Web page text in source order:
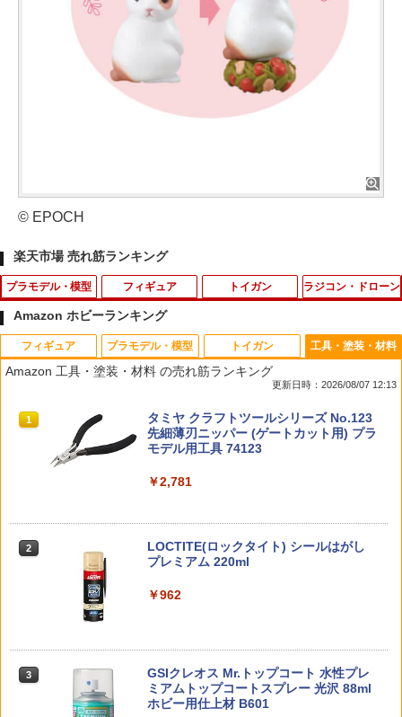
© EPOCH
楽天市場 売れ筋ランキング
プラモデル・模型
1
アオシマ 1/32 楽プラ スナップキット N
o.13-WT トヨタ スープラ 2019(ホワイ
トメタリック)【00322】 プラモデル
￥1,930
ザ☆モデルカー 1/24 ニッサン P430 セ
￥1,940
T】 プラモデル
￥2,050
フィギュア
1
タカラトミー TAKARA TOMY トイ・ス
トーリー4 英語と日本語! おしゃべりフ
レンズ ウッディ バズ・ライトイヤー ハ
￥2,480
倫太郎 フィギュア
3
『ファイナルファンタジー』 ピクセルリ
ol.3(BOX) (フィギュア)
￥9,900
トイガン
1
送料無料 ベルトポーチ ミリタリーポー
チ メンズ スマホポーチ ウエストポーチ
サバイバルゲーム サバゲ— カモフラ 迷
￥650
￥412
￥1,154
ラジコン・ドローン
1
22066 【TAMIYA/タミヤ】 RCオプショ
ンパーツ OP.2066 TT-02 TYPE-SRX ア
ルミプロペラジョイント
￥847
53880 【TAMIYA/タミヤ】RCオプショ
￥424
ポークホイール白4本（オフセット0）
￥424
Amazon ホビーランキング
フィギュア
1
タカラトミー(TAKARA TOMY) T-SPAR
K トランスフォーマー ニューレジェンズ
NL-07 サウンドウェーブ 可動フィギュア
￥4,440
2
TAMASHII NATIONS S.H.フィギュアー
ツ（真骨彫製法） 仮面ライダーBLACK
可動フィギュア
TAMASHII NATIONS S.H.フィギュアー
ツ ONE PIECE シャンクス -マリンフォ
プラモデル・模型
1
BANDAI SPIRITS(バンダイ スピリッツ)
30MS SIS-J00 メルンジャ[カラーA] 色
分け済みプラモデル
￥4,200
2
HG 機動戦士ガンダム00 グラハム専用ユ
ニオンフラッグカスタム 1/144スケール
3
BANDAI SPIRITS(バンダイ スピリッツ)
HGAW 機動新世紀ガンダムX ガンダムエ
アマスター 1/144スケール 色分け済みプ
トイガン
1
東京マルイ(TOKYO MARUI) No.25 コル
ト ガバメント HG 18歳以上エアーHOP
ハンドガン
￥3,384
2
東京マルイ (TOKYO MARUI) ガスブロー
バックマシンガン No.14 20式 5.56mm
3
東京マルイ No.10 ハイキャパ5.1 10歳以
上 電動ブローバック フルオート
工具・塗装・材料
Amazon 工具・塗装・材料 の売れ筋ランキング
更新日時：2026/08/07 12:13
1
タミヤ クラフトツールシリーズ No.123
先細薄刃ニッパー (ゲートカット用) プラ
モデル用工具 74123
￥2,781
2
LOCTITE(ロックタイト) シールはがし
プレミアム 220ml
￥962
3
GSIクレオス Mr.トップコート 水性プレ
ミアムトップコートスプレー 光沢 88ml
ホビー用仕上材 B601